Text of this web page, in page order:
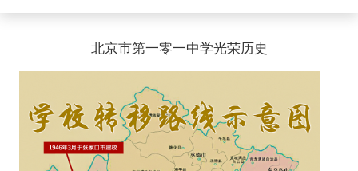
北京市第一零一中学光荣历史